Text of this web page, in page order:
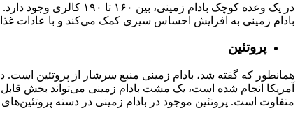
در یک وعده کوچک
بادام زمینی به افزایش احساس سیری کمک می‌کند و با عادات
پروتئین
آمریکا انجام شده است، یک مشت بادام زمینی می‌تواند بخش قابل
متفاوت است. پروتئین موجود در بادام زمینی در دسته